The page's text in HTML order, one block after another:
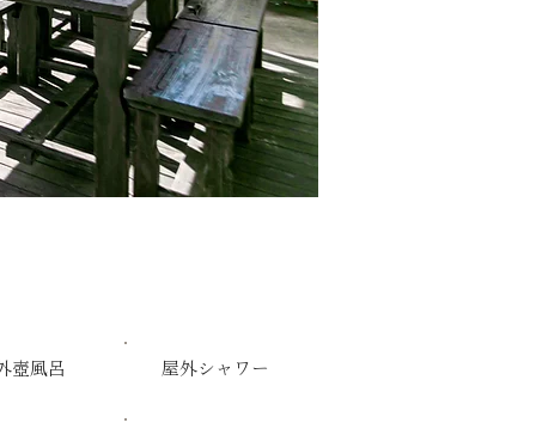
壺風呂 屋外シャワー